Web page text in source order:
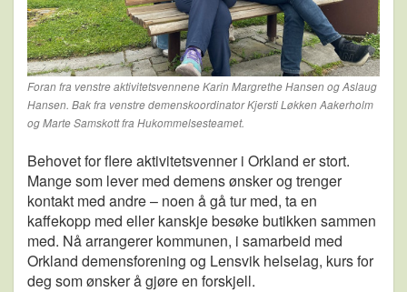
Foran fra venstre aktivitetsvennene Karin Margrethe Hansen og Aslaug
Hansen. Bak fra venstre demenskoordinator Kjersti Løkken Aakerholm
og Marte Samskott fra Hukommelsesteamet.
Behovet for flere aktivitetsvenner i Orkland er stort.
Mange som lever med demens ønsker og trenger
kontakt med andre – noen å gå tur med, ta en
kaffekopp med eller kanskje besøke butikken sammen
med. Nå arrangerer kommunen, i samarbeid med
Orkland demensforening og Lensvik helselag, kurs for
deg som ønsker å gjøre en forskjell.